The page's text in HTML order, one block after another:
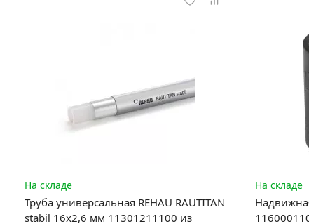
На складе
Труба универсальная REHAU RAUTITAN
stabil 16х2,6 мм 11301211100 из
На складе